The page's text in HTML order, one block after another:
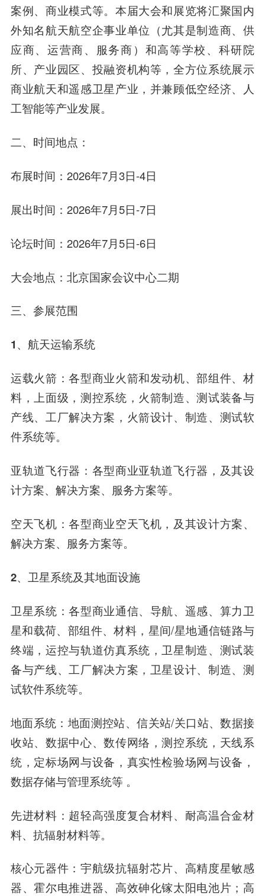
案例、商业模式等。本届大会和展览将汇聚国内
外知名航天航空企事业单位（尤其是制造商、供
应商、运营商、服务商）和高等学校、科研院
所、产业园区、投融资机构等，全方位系统展示
商业航天和遥感卫星产业，并兼顾低空经济、人
工智能等产业发展。
二、时间地点：
布展时间 ：2026年7月3日-4日
展出时间 ：2026年7月5日-7日
论坛时间 ：2026年7月5日-6日
大会地点 ：北京国家会议中心二期
三、 参展范围
1、航天运输系统
运载火箭 ：各型商业火箭和发动机、部组件、材
料，上面级，测控系统，火箭制造、测试装备与
产线、工厂解决方案，火箭设计、制造、测试软
件系统等。
亚轨道飞行器：各型商业亚轨道飞行器，及其设
计方案、解决方案、服务方案等。
空天飞机 ：各型商业空天飞机 ，及其设计方案、
解决方案、服务方案等。
2、 卫星系统及其地面设施
卫星系统 ：各型商业通信、导航、遥感、算力卫
星和载荷、部组件、材料，星间/星地通信链路与
终端，运控与轨道仿真系统，卫星制造、测试装
备与产线、工厂解决方案，卫星设计、制造、测
试软件系统等。
地面系统 ：地面测控站、信关站/关口站、数据接
收站、数据中心、数传网络，测控系统，天线系
统，定标场网与设备，真实性检验场网与设备，
数据存储与管理系统等 。
先进材料 ：超轻高强度复合材料、耐高温合金材
料、抗辐射材料等。
核心元器件 ：宇航级抗辐射芯片、高精度星敏感
器、霍尔电推进器、高效砷化镓太阳电池片；高